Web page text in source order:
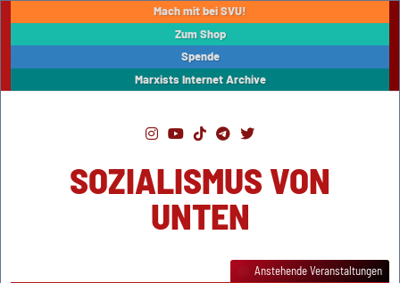
Mach mit bei SVU!
Zum Shop
Spende
Marxists Internet Archive
SOZIALISMUS VON
UNTEN
Anstehende Veranstaltungen